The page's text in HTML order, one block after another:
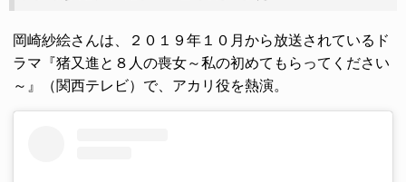
岡崎紗絵さんは、２０１９年１０月から放送されているド
ラマ『猪又進と８人の喪女～私の初めてもらってください
～』（関西テレビ）で、アカリ役を熱演。